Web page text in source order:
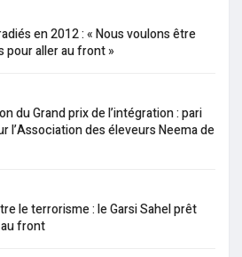
en 2012 : « Nous voulons être
pour aller au front »
du Grand prix de l’intégration : pari
l’Association des éleveurs Neema de
le terrorisme : le Garsi Sahel prêt
front